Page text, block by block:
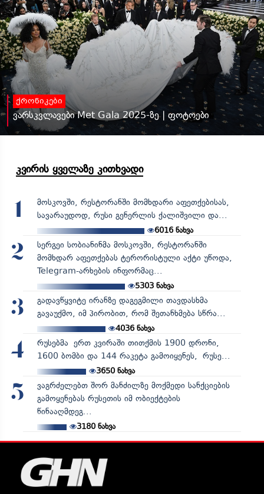
ქრონიკები
ვარსკვლავები Met Gala 2025-ზე | ფოტოები
კვირის ყველაზე კითხვადი
1
მოსკოვში, რესტორანში მომხდარი აფეთქებისას,
სავარაუდოდ, რუსი გენერლის ქალიშვილი და...
6016ნახვა
2
სერგეი სობიანინმა მოსკოვში, რესტორანში
მომხდარ აფეთქებას ტერორისტული აქტი უწოდა,
Telegram-არხების ინფორმაც...
5303ნახვა
3
გადავწყვიტე ირანზე დაგეგმილი თავდასხმა
გავაუქმო, იმ პირობით, რომ შეთანხმება სწრა...
4036ნახვა
4
რუსებმა ერთ კვირაში თითქმის 1900 დრონი,
1600 ბომბი და 144 რაკეტა გამოიყენეს, რუსე...
3650ნახვა
5
ვაგრძელებთ შორ მანძილზე მოქმედი სანქციების
გამოყენებას რუსეთის იმ ობიექტების
წინააღმდეგ...
3180ნახვა